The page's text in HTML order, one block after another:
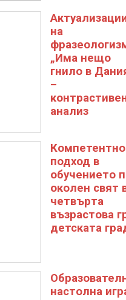
на
„Има нещо
гнило в
–
анализ
подход в
обучението
околен свят
четвърта
възрастова
детската
настолна